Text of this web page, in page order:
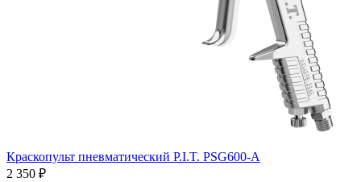
Краскопульт пневматический P.I.T. PSG600-A
2 350 ₽